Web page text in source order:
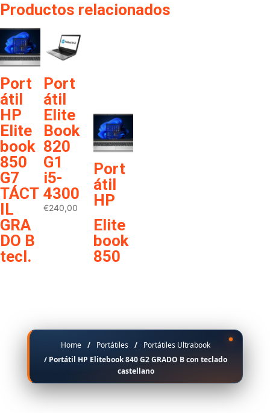
Productos relacionados
Port
átil
HP
Elite
book
850
G7
TÁCT
IL
Port
átil
Elite
Book
820
G1
i5-
4300
€240,00
Port
átil
HP
Home / Portátiles /
Portátiles Ultrabook
/ Portátil HP Elitebook 840 G2 GRADO B con teclado
castellano